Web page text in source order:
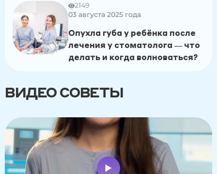
03 августа 2025 года
2149
Опухла губа у ребёнка после
лечения у стоматолога — что
делать и когда волноваться?
ВИДЕО СОВЕТЫ